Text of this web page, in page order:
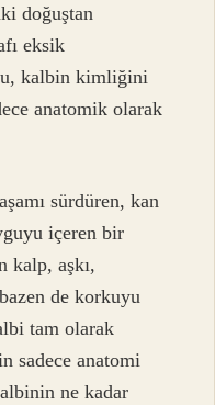
doğuştan
eksik
kalbin kimliğini
anatomik olarak
sürdüren, kan
içeren bir
kalp, aşkı,
de korkuyu
tam olarak
sadece anatomi
ne kadar